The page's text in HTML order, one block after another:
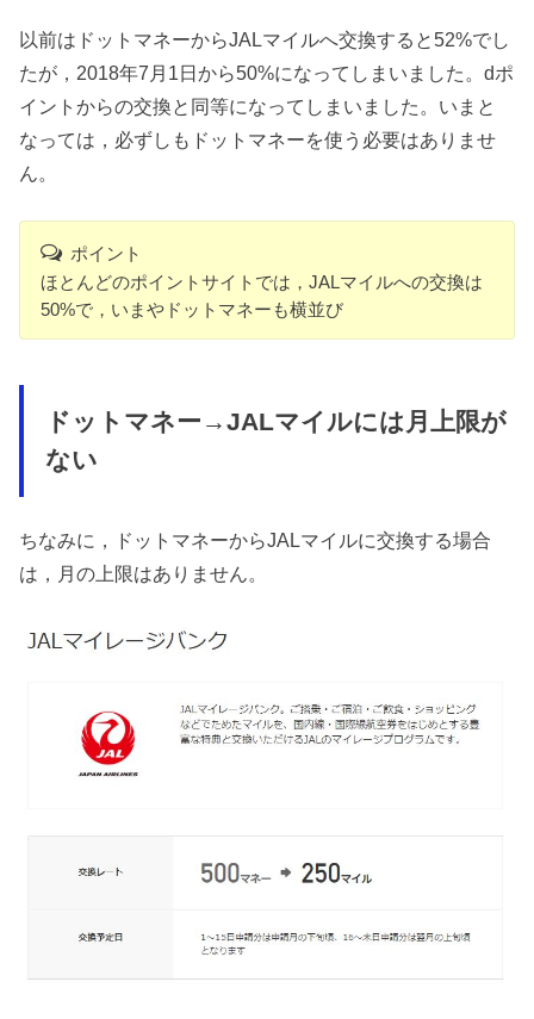
以前はドットマネーからJALマイルへ交換すると52%でし
たが，2018年7月1日から50%になってしまいました。dポ
イントからの交換と同等になってしまいました。いまと
なっては，必ずしもドットマネーを使う必要はありませ
ん。
ポイント
ほとんどのポイントサイトでは，JALマイルへの交換は
50%で，いまやドットマネーも横並び
ドットマネー→JALマイルには月上限が
ない
ちなみに，ドットマネーからJALマイルに交換する場合
は，月の上限はありません。